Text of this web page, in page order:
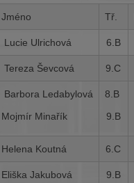
Jméno Tř.
Lucie Ulrichová 6.B
Tereza Ševcová 9.C
Barbora Ledabylová
Mojmír Minařík
8.B
9.B
Helena Koutná 6.C
Eliška Jakubová 9.B